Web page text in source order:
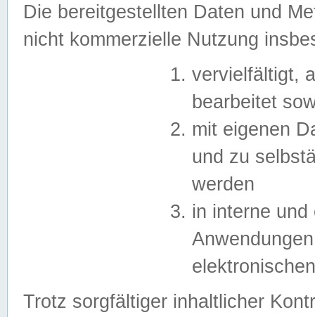
Die bereitgestellten Daten und
nicht kommerzielle Nutzung
vervielfältigt,
bearbeitet
mit eigenen
und zu
werden
in interne
Trotz sorgfältiger inhaltlicher